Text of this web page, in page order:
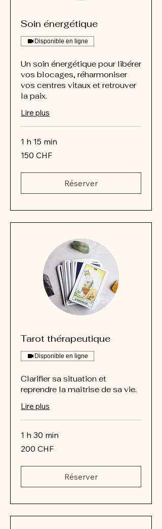
Soin énergétique
Disponible en ligne
Un soin énergétique pour libérer
vos blocages, réharmoniser
vos centres vitaux et retrouver
la paix.
Lire plus
1 h 15 min
francs
150 CHF
Réserver
Tarot thérapeutique
Disponible en ligne
Clarifier sa situation et
reprendre la maîtrise de sa vie.
Lire plus
1 h 30 min
200
francs
200 CHF
Réserver